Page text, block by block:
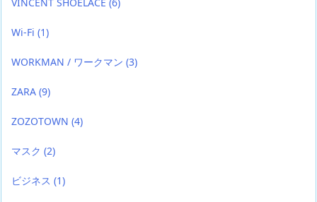
Wi-Fi (1)
WORKMAN / ワークマン (3)
ZARA (9)
ZOZOTOWN (4)
マスク (2)
ビジネス (1)